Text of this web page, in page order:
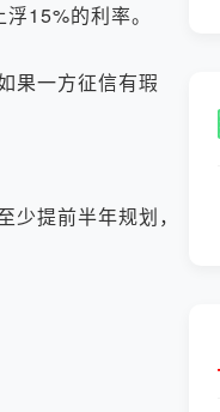
15%的利率。
果一方征信有瑕
提前半年规划，